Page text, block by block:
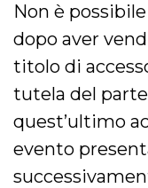
Non è
dopo aver
titolo di
tutela del
quest’ultimo
evento